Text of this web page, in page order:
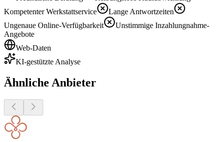
Kompetenter Werkstattservice
Lange Antwortzeiten
Ungenaue Online-Verfügbarkeit
Unstimmige Inzahlungnahme-
Angebote
Web-Daten
KI-gestützte Analyse
Ähnliche Anbieter